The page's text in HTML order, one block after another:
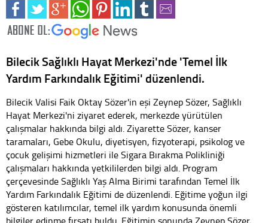
Bilecik Sağlıklı Hayat Merkezi'nde 'Temel İlk
Yardım Farkındalık Eğitimi' düzenlendi.
Bilecik Valisi Faik Oktay Sözer'in eşi Zeynep Sözer, Sağlıklı
Hayat Merkezi'ni ziyaret ederek, merkezde yürütülen
çalışmalar hakkında bilgi aldı. Ziyarette Sözer, kanser
taramaları, Gebe Okulu, diyetisyen, fizyoterapi, psikolog ve
çocuk gelişimi hizmetleri ile Sigara Bırakma Polikliniği
çalışmaları hakkında yetkililerden bilgi aldı. Program
çerçevesinde Sağlıklı Yaş Alma Birimi tarafından Temel İlk
Yardım Farkındalık Eğitimi de düzenlendi. Eğitime yoğun ilgi
gösteren katılımcılar, temel ilk yardım konusunda önemli